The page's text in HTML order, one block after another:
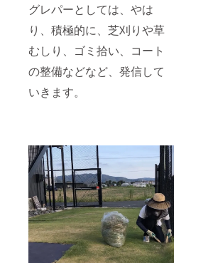
グレパーとしては、やは
り、積極的に、芝刈りや草
むしり、ゴミ拾い、コート
の整備などなど、発信して
いきます。